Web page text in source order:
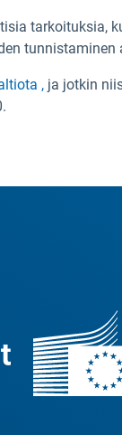
tarkoituksia,
tunnistaminen
, ja jotkin